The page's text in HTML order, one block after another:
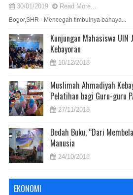
30/01/2019 Read More...
Bogor,SHR - Mencegah timbulnya bahaya...
Kunjungan Mahasiswa
Kebayoran
10/12/2018
Muslimah Ahmadiyah
Pelatihan bagi Guru-guru
27/11/2018
Bedah Buku, “Dari
Manusia
24/10/2018
EKONOMI